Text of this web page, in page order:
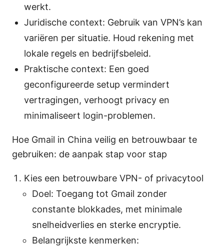
werkt.
Juridische context: Gebruik van VPN’s kan
variëren per situatie. Houd rekening met
lokale regels en bedrijfsbeleid.
Praktische context: Een goed
geconfigureerde setup vermindert
vertragingen, verhoogt privacy en
minimaliseert login-problemen.
Hoe Gmail in China veilig en betrouwbaar te
gebruiken: de aanpak stap voor stap
Kies een betrouwbare VPN- of privacytool
Doel: Toegang tot Gmail zonder
constante blokkades, met minimale
snelheidverlies en sterke encryptie.
Belangrijkste kenmerken: